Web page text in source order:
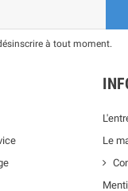
à tout moment.
Le